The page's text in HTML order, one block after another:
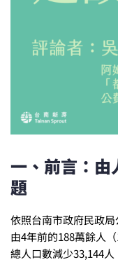
一、前言：由
題
依照台南市政府民政
由4年前的188萬餘人
總人口數減少33,144